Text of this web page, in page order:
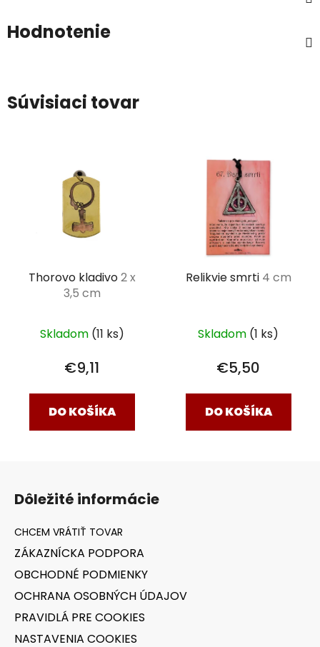
Hodnotenie
Súvisiaci tovar
Thorovo kladivo2 x
3,5 cm
Skladom (11 ks)
€9,11
DO KOŠÍKA
Relikvie smrti 4 cm
Skladom (1 ks)
€5,50
DO KOŠÍKA
Dôležité informácie
ZÁKAZNÍCKA PODPORA
OBCHODNÉ PODMIENKY
OCHRANA OSOBNÝCH ÚDAJOV
PRAVIDLÁ PRE COOKIES
NASTAVENIA COOKIES